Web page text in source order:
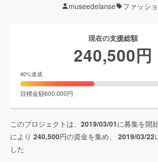
museedelanse ファッシ
現在の支援総額
240,500円
40%達成
目標金額600,000円
このプロジェクトは、 2019/03/01に募集を開
により 240,500円の資金を集め、 2019/03/22
した